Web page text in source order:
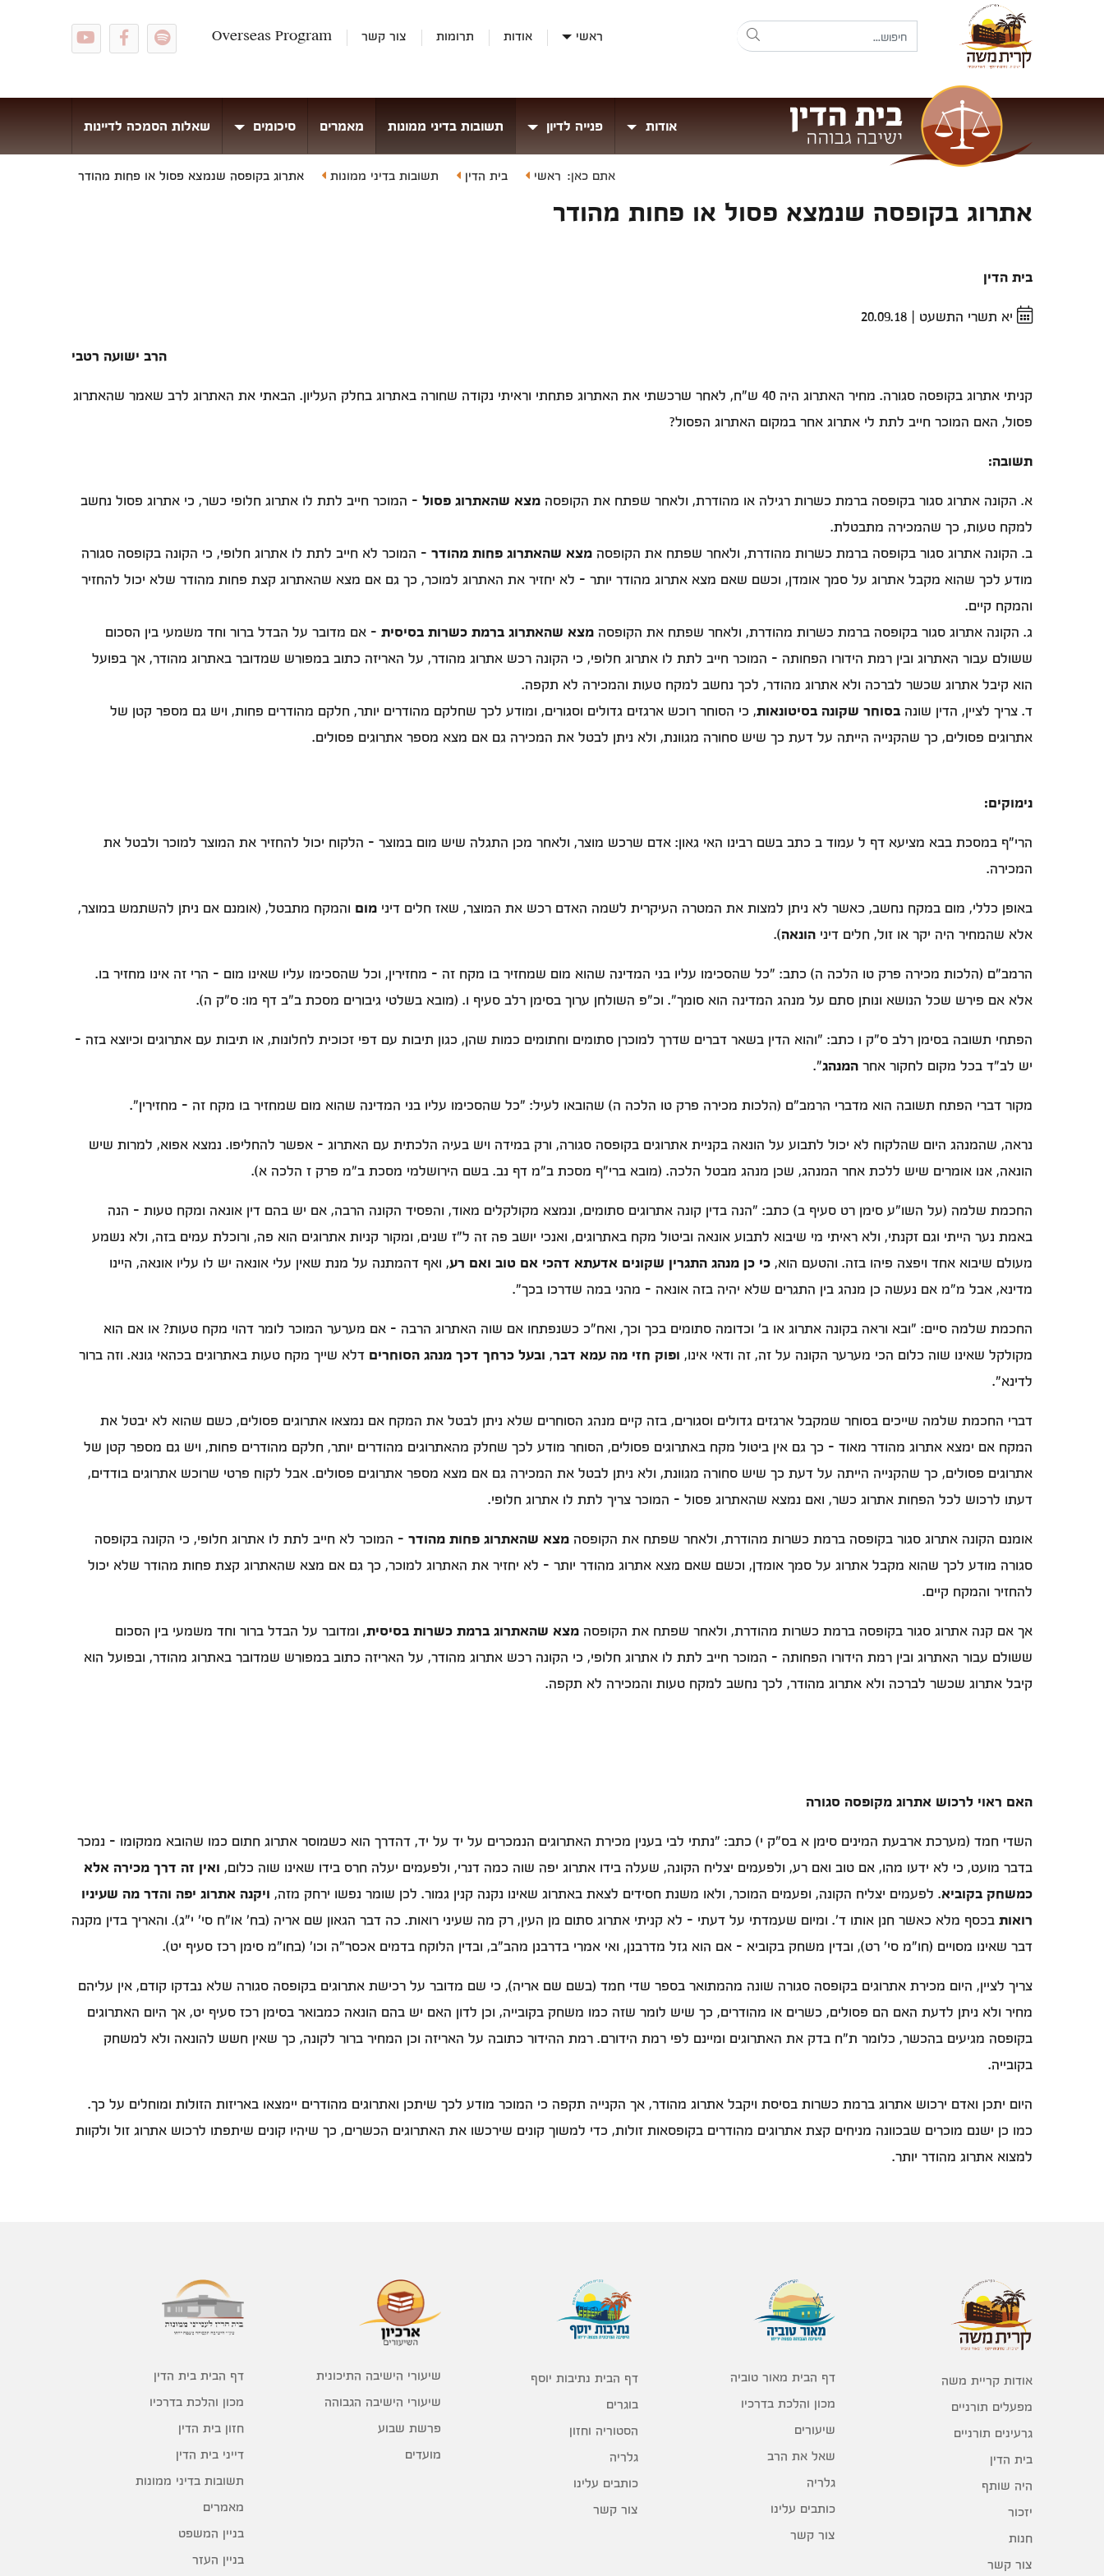
ראשי אודות תרומות צור קשר Overseas Program
אודות פנייה לדיון תשובות בדיני ממונות מאמרים סיכומים שאלות הסמכה לדיינות
אתם כאן: ראשי בית הדין תשובות בדיני ממונות אתרוג בקופסה שנמצא פסול או פחות מהודר
אתרוג בקופסה שנמצא פסול או פחות מהודר
בית הדין
יא תשרי התשעט |
20.09.18
הרב ישועה רטבי
קניתי אתרוג בקופסה סגורה. מחיר האתרוג היה 40 ש"ח, לאחר שרכשתי את האתרוג פתחתי וראיתי נקודה שחורה באתרוג בחלק העליון. הבאתי את האתרוג לרב שאמר שהאתרוג
פסול, האם המוכר חייב לתת לי אתרוג אחר במקום האתרוג הפסול?
תשובה:
א. הקונה אתרוג סגור בקופסה ברמת כשרות רגילה או מהודרת, ולאחר שפתח את הקופסה מצא שהאתרוג פסול - המוכר חייב לתת לו אתרוג חלופי כשר, כי אתרוג פסול נחשב
למקח טעות, כך שהמכירה מתבטלת.
ב. הקונה אתרוג סגור בקופסה ברמת כשרות מהודרת, ולאחר שפתח את הקופסה מצא שהאתרוג פחות מהודר - המוכר לא חייב לתת לו אתרוג חלופי, כי הקונה בקופסה סגורה
מודע לכך שהוא מקבל אתרוג על סמך אומדן, וכשם שאם מצא אתרוג מהודר יותר - לא יחזיר את האתרוג למוכר, כך גם אם מצא שהאתרוג קצת פחות מהודר שלא יכול להחזיר
והמקח קיים.
ג. הקונה אתרוג סגור בקופסה ברמת כשרות מהודרת, ולאחר שפתח את הקופסה מצא שהאתרוג ברמת כשרות בסיסית - אם מדובר על הבדל ברור וחד משמעי בין הסכום
ששולם עבור האתרוג ובין רמת הידורו הפחותה - המוכר חייב לתת לו אתרוג חלופי, כי הקונה רכש אתרוג מהודר, על האריזה כתוב במפורש שמדובר באתרוג מהודר, אך בפועל
הוא קיבל אתרוג שכשר לברכה ולא אתרוג מהודר, לכך נחשב למקח טעות והמכירה לא תקפה.
ד. צריך לציין, הדין שונה בסוחר שקונה בסיטונאות, כי הסוחר רוכש ארגזים גדולים וסגורים, ומודע לכך שחלקם מהודרים יותר, חלקם מהודרים פחות, ויש גם מספר קטן של
אתרוגים פסולים, כך שהקנייה הייתה על דעת כך שיש סחורה מגוונת, ולא ניתן לבטל את המכירה גם אם מצא מספר אתרוגים פסולים.
נימוקים:
הרי"ף במסכת בבא מציעא דף ל עמוד ב כתב בשם רבינו האי גאון: אדם שרכש מוצר, ולאחר מכן התגלה שיש מום במוצר - הלקוח יכול להחזיר את המוצר למוכר ולבטל את
המכירה.
באופן כללי, מום במקח נחשב, כאשר לא ניתן למצות את המטרה העיקרית לשמה האדם רכש את המוצר, שאז חלים דיני מום והמקח מתבטל, (אומנם אם ניתן להשתמש במוצר,
אלא שהמחיר היה יקר או זול, חלים דיני הונאה).
הרמב"ם (הלכות מכירה פרק טו הלכה ה) כתב: "כל שהסכימו עליו בני המדינה שהוא מום שמחזיר בו מקח זה - מחזירין, וכל שהסכימו עליו שאינו מום - הרי זה אינו מחזיר בו.
אלא אם פירש שכל הנושא ונותן סתם על מנהג המדינה הוא סומך". וכ"פ השולחן ערוך בסימן רלב סעיף ו. (מובא בשלטי גיבורים מסכת ב"ב דף מו: ס"ק ה).
הפתחי תשובה בסימן רלב ס"ק ו כתב: "והוא הדין בשאר דברים שדרך למוכרן סתומים וחתומים כמות שהן, כגון תיבות עם דפי זכוכית לחלונות, או תיבות עם אתרוגים וכיוצא בזה -
יש לב"ד בכל מקום לחקור אחר המנהג".
מקור דברי הפתח תשובה הוא מדברי הרמב"ם (הלכות מכירה פרק טו הלכה ה) שהובאו לעיל: "כל שהסכימו עליו בני המדינה שהוא מום שמחזיר בו מקח זה - מחזירין".
נראה, שהמנהג היום שהלקוח לא יכול לתבוע על הונאה בקניית אתרוגים בקופסה סגורה, ורק במידה ויש בעיה הלכתית עם האתרוג - אפשר להחליפו. נמצא אפוא, למרות שיש
הונאה, אנו אומרים שיש ללכת אחר המנהג, שכן מנהג מבטל הלכה. (מובא ברי"ף מסכת ב"מ דף נב. בשם הירושלמי מסכת ב"מ פרק ז הלכה א).
החכמת שלמה (על השו"ע סימן רט סעיף ב) כתב: "הנה בדין קונה אתרוגים סתומים, ונמצא מקולקלים מאוד, והפסיד הקונה הרבה, אם יש בהם דין אונאה ומקח טעות - הנה
באמת נער הייתי וגם זקנתי, ולא ראיתי מי שיבוא לתבוע אונאה וביטול מקח באתרוגים, ואנכי יושב פה זה ל"ז שנים, ומקור קניות אתרוגים הוא פה, ורוכלת עמים בזה, ולא נשמע
מעולם שיבוא אחד ויפצה פיהו בזה. והטעם הוא, כי כן מנהג התגרין שקונים אדעתא דהכי אם טוב ואם רע, ואף דהמתנה על מנת שאין עלי אונאה יש לו עליו אונאה, היינו
מדינא, אבל מ"מ אם נעשה כן מנהג בין התגרים שלא יהיה בזה אונאה - מהני במה שדרכו בכך".
החכמת שלמה סיים: "ובא וראה בקונה אתרוג או ב' וכדומה סתומים בכך וכך, ואח"כ כשנפתחו אם שוה האתרוג הרבה - אם מערער המוכר לומר דהוי מקח טעות? או אם הוא
מקולקל שאינו שוה כלום הכי מערער הקונה על זה, זה ודאי אינו, ופוק חזי מה עמא דבר, ובעל כרחך דכך מנהג הסוחרים דלא שייך מקח טעות באתרוגים בכהאי גונא. וזה ברור
לדינא".
דברי החכמת שלמה שייכים בסוחר שמקבל ארגזים גדולים וסגורים, בזה קיים מנהג הסוחרים שלא ניתן לבטל את המקח אם נמצאו אתרוגים פסולים, כשם שהוא לא יבטל את
המקח אם ימצא אתרוג מהודר מאוד - כך גם אין ביטול מקח באתרוגים פסולים, הסוחר מודע לכך שחלק מהאתרוגים מהודרים יותר, חלקם מהודרים פחות, ויש גם מספר קטן של
אתרוגים פסולים, כך שהקנייה הייתה על דעת כך שיש סחורה מגוונת, ולא ניתן לבטל את המכירה גם אם מצא מספר אתרוגים פסולים. אבל לקוח פרטי שרוכש אתרוגים בודדים,
דעתו לרכוש לכל הפחות אתרוג כשר, ואם נמצא שהאתרוג פסול - המוכר צריך לתת לו אתרוג חלופי.
אומנם הקונה אתרוג סגור בקופסה ברמת כשרות מהודרת, ולאחר שפתח את הקופסה מצא שהאתרוג פחות מהודר - המוכר לא חייב לתת לו אתרוג חלופי, כי הקונה בקופסה
סגורה מודע לכך שהוא מקבל אתרוג על סמך אומדן, וכשם שאם מצא אתרוג מהודר יותר - לא יחזיר את האתרוג למוכר, כך גם אם מצא שהאתרוג קצת פחות מהודר שלא יכול
להחזיר והמקח קיים.
אך אם קנה אתרוג סגור בקופסה ברמת כשרות מהודרת, ולאחר שפתח את הקופסה מצא שהאתרוג ברמת כשרות בסיסית, ומדובר על הבדל ברור וחד משמעי בין הסכום
ששולם עבור האתרוג ובין רמת הידורו הפחותה - המוכר חייב לתת לו אתרוג חלופי, כי הקונה רכש אתרוג מהודר, על האריזה כתוב במפורש שמדובר באתרוג מהודר, ובפועל הוא
קיבל אתרוג שכשר לברכה ולא אתרוג מהודר, לכך נחשב למקח טעות והמכירה לא תקפה.
האם ראוי לרכוש אתרוג מקופסה סגורה
השדי חמד (מערכת ארבעת המינים סימן א בס"ק י) כתב: "נתתי לבי בענין מכירת האתרוגים הנמכרים על יד על יד, דהדרך הוא כשמוסר אתרוג חתום כמו שהובא ממקומו - נמכר
בדבר מועט, כי לא ידעו מהו, אם טוב ואם רע, ולפעמים יצליח הקונה, שעלה בידו אתרוג יפה שוה כמה דנרי, ולפעמים יעלה חרס בידו שאינו שוה כלום, ואין זה דרך מכירה אלא
כמשחק בקוביא. לפעמים יצליח הקונה, ופעמים המוכר, ולאו משנת חסידים לצאת באתרוג שאינו נקנה קנין גמור. לכן שומר נפשו ירחק מזה, ויקנה אתרוג יפה והדר מה שעיניו
רואות בכסף מלא כאשר חנן אותו ד'. ומיום שעמדתי על דעתי - לא קניתי אתרוג סתום מן העין, רק מה שעיני רואות. כה דבר הגאון שם אריה (בח' או"ח סי' י"ג). והאריך בדין מקנה
דבר שאינו מסויים (חו"מ סי' רט), ובדין משחק בקוביא - אם הוא גזל מדרבנן, ואי אמרי בדרבנן מהב"ב, ובדין הלוקח בדמים אכסר"ה וכו' (בחו"מ סימן רכז סעיף יט).
צריך לציין, היום מכירת אתרוגים בקופסה סגורה שונה מהמתואר בספר שדי חמד (בשם שם אריה), כי שם מדובר על רכישת אתרוגים בקופסה סגורה שלא נבדקו קודם, אין עליהם
מחיר ולא ניתן לדעת האם הם פסולים, כשרים או מהודרים, כך שיש לומר שזה כמו משחק בקובייה, וכן לדון האם יש בהם הונאה כמבואר בסימן רכז סעיף יט, אך היום האתרוגים
בקופסה מגיעים בהכשר, כלומר ת"ח בדק את האתרוגים ומיינם לפי רמת הידורם. רמת ההידור כתובה על האריזה וכן המחיר ברור לקונה, כך שאין חשש להונאה ולא למשחק
בקובייה.
היום יתכן ואדם ירכוש אתרוג ברמת כשרות בסיסת ויקבל אתרוג מהודר, אך הקנייה תקפה כי המוכר מודע לכך שיתכן ואתרוגים מהודרים יימצאו באריזות הזולות ומוחלים על כך.
כמו כן ישנם מוכרים שבכוונה מניחים קצת אתרוגים מהודרים בקופסאות זולות, כדי למשוך קונים שירכשו את האתרוגים הכשרים, כך שיהיו קונים שיתפתו לרכוש אתרוג זול ולקוות
למצוא אתרוג מהודר יותר.
אודות קריית משה
מפעלים תורניים
גרעינים תורניים
בית הדין
היה שותף
יזכור
חנות
צור קשר
דף הבית מאור טוביה
מכון והלכת בדרכיו
שיעורים
שאל את הרב
גלריה
כותבים עלינו
צור קשר
דף הבית נתיבות יוסף
בוגרים
הסטוריה וחזון
גלריה
כותבים עלינו
צור קשר
שיעורי הישיבה התיכונית
שיעורי הישיבה הגבוהה
פרשת שבוע
מועדים
דף הבית בית הדין
מכון והלכת בדרכיו
חזון בית הדין
דייני בית הדין
תשובות בדיני ממונות
מאמרים
בניין המשפט
בניין העזר